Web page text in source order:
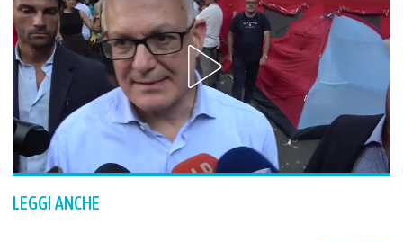
LEGGI ANCHE